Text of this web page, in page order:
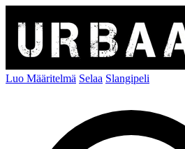
Luo Määritelmä Selaa Slangipeli